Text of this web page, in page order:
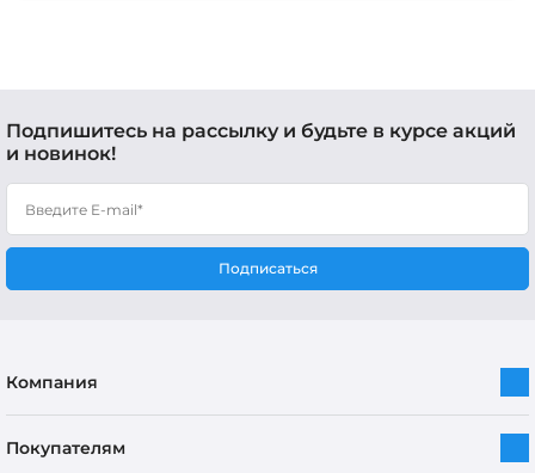
Подпишитесь на рассылку и будьте в курсе акций
и новинок!
Подписаться
Компания
Покупателям